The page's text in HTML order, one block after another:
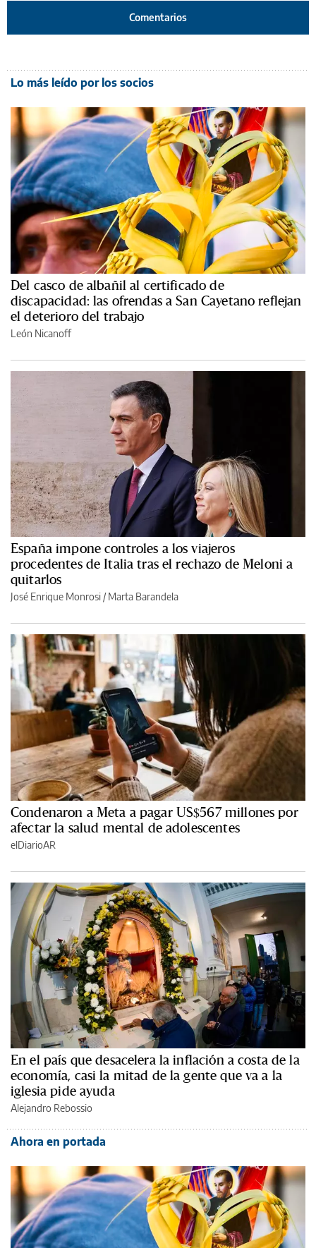
Comentarios
Lo más leído por los socios
Del casco de albañil al certificado de
discapacidad: las ofrendas a San Cayetano reflejan
el deterioro del trabajo
León Nicanoff
España impone controles a los viajeros
procedentes de Italia tras el rechazo de Meloni a
quitarlos
José Enrique Monrosi / Marta Barandela
Condenaron a Meta a pagar US$567 millones por
afectar la salud mental de adolescentes
elDiarioAR
En el país que desacelera la inflación a costa de la
economía, casi la mitad de la gente que va a la
iglesia pide ayuda
Alejandro Rebossio
Ahora en portada